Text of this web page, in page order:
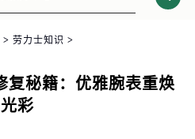
南京市秦淮区中山南路1号（新街口）南京中心写字楼22层C1-1室（需提前预约）
扬州市邗江区国展路29号星耀天地写字楼1号楼18层1803室（需提前预约）
> 劳力士知识 >
复秘籍：优雅腕表重焕
光彩